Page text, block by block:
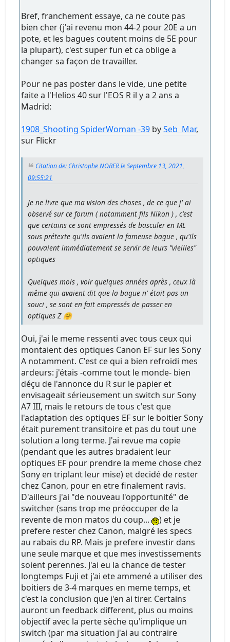
Bref, franchement essaye, ca ne coute pas
bien cher (j'ai revenu mon 44-2 pour 20E a un
pote, et les bagues coutent moins de 5E pour
la plupart), c'est super fun et ca oblige a
changer sa façon de travailler.
Pour ne pas poster dans le vide, une petite
faite a l'Helios 40 sur l'EOS R il y a 2 ans a
Madrid:
1908_Shooting SpiderWoman -39 bySeb Mar,
sur Flickr
Citation de: Christophe NOBER le Septembre 13, 2021,
09:55:21
Je ne livre que ma vision des choses , de ce que j' ai
observé sur ce forum ( notamment fils Nikon ) , c'est
que certains ce sont empressés de basculer en ML
sous prétexte qu'ils avaient la fameuse bague , qu'ils
pouvaient immédiatement se servir de leurs "vieilles"
optiques
Quelques mois , voir quelques années après , ceux là
même qui avaient dit que la bague n' était pas un
souci , se sont en fait empressés de passer en
optiques Z 🤗
Oui, j'ai le meme ressenti avec tous ceux qui
montaient des optiques Canon EF sur les Sony
A notamment. C'est ce qui a bien refroidi mes
ardeurs: j'étais -comme tout le monde- bien
déçu de l'annonce du R sur le papier et
envisageait sérieusement un switch sur Sony
A7 III, mais le retours de tous c'est que
l'adaptation des optiques EF sur le boitier Sony
était purement transitoire et pas du tout une
solution a long terme. J'ai revue ma copie
(pendant que les autres bradaient leur
optiques EF pour prendre la meme chose chez
Sony en triplant leur mise) et decidé de rester
chez Canon, pour en etre finalement ravis.
D'ailleurs j'ai "de nouveau l'opportunité" de
switcher (sans trop me préoccuper de la
revente de mon matos du coup...
) et je
prefere rester chez Canon, malgré les specs
au rabais du RP. Mais je prefere investir dans
une seule marque et que mes investissements
soient perennes. J'ai eu la chance de tester
longtemps Fuji et j'ai ete ammené a utiliser des
boitiers de 3-4 marques en meme temps, et
c'est la conclusion que j'en ai tirer. Certains
auront un feedback different, plus ou moins
objectif avec la perte sèche qu'implique un
switch (par ma situation j'ai au contraire